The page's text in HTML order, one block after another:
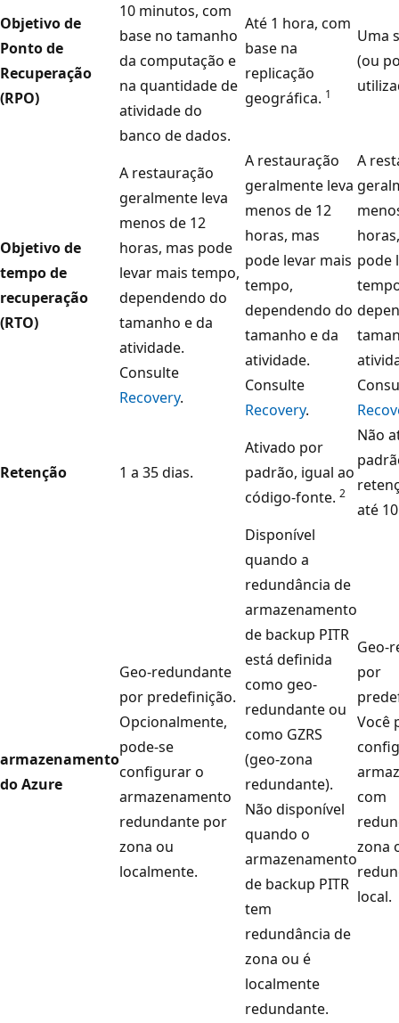
Objetivo de
Ponto de
Recuperação
(RPO)
10 minutos, com
base no tamanho
da computação e
na quantidade de
atividade do
banco de dados.
Até 1 hora, com
base na
replicação
geográfica. 1
Uma
(ou
Objetivo de
tempo de
recuperação
(RTO)
A restauração
geralmente leva
menos de 12
horas, mas pode
levar mais tempo,
dependendo do
tamanho e da
atividade.
Consulte
Recovery.
A restauração
geralmente leva
menos de 12
horas, mas
pode levar mais
tempo,
dependendo do
tamanho e da
atividade.
Consulte
Recovery.
A
pode
Retenção 1 a 35 dias.
Ativado por
padrão, igual ao
código-fonte. 2
Não
até
armazenamento
do Azure
Geo-redundante
por predefinição.
Opcionalmente,
pode-se
configurar o
armazenamento
redundante por
zona ou
localmente.
Disponível
quando a
redundância de
armazenamento
de backup PITR
está definida
como geo-
redundante ou
como GZRS
(geo-zona
redundante).
Não disponível
quando o
armazenamento
de backup PITR
tem
redundância de
zona ou é
localmente
redundante.
Geo-
por
Você
com
zona
local.